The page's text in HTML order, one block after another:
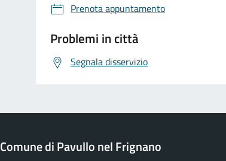
Prenota appuntamento
Problemi in città
Segnala disservizio
Comune di Pavullo nel Frignano